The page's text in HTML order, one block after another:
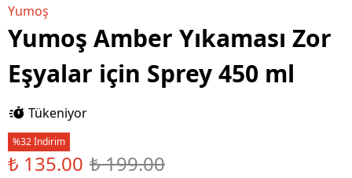
Yumoş
Yumoş Amber Yıkaması Zor
Eşyalar için Sprey 450 ml
Tükeniyor
%32 İndirim
₺ 135.00 ₺ 199.00